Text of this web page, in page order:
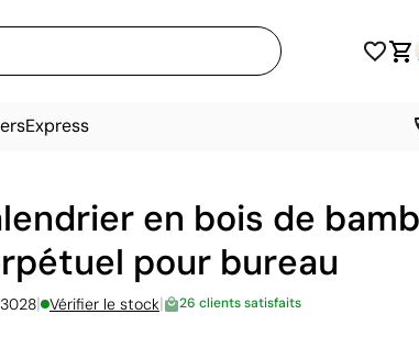
Express
en bois de
pour bureau
| Vérifier le stock| 26 clients satisfaits